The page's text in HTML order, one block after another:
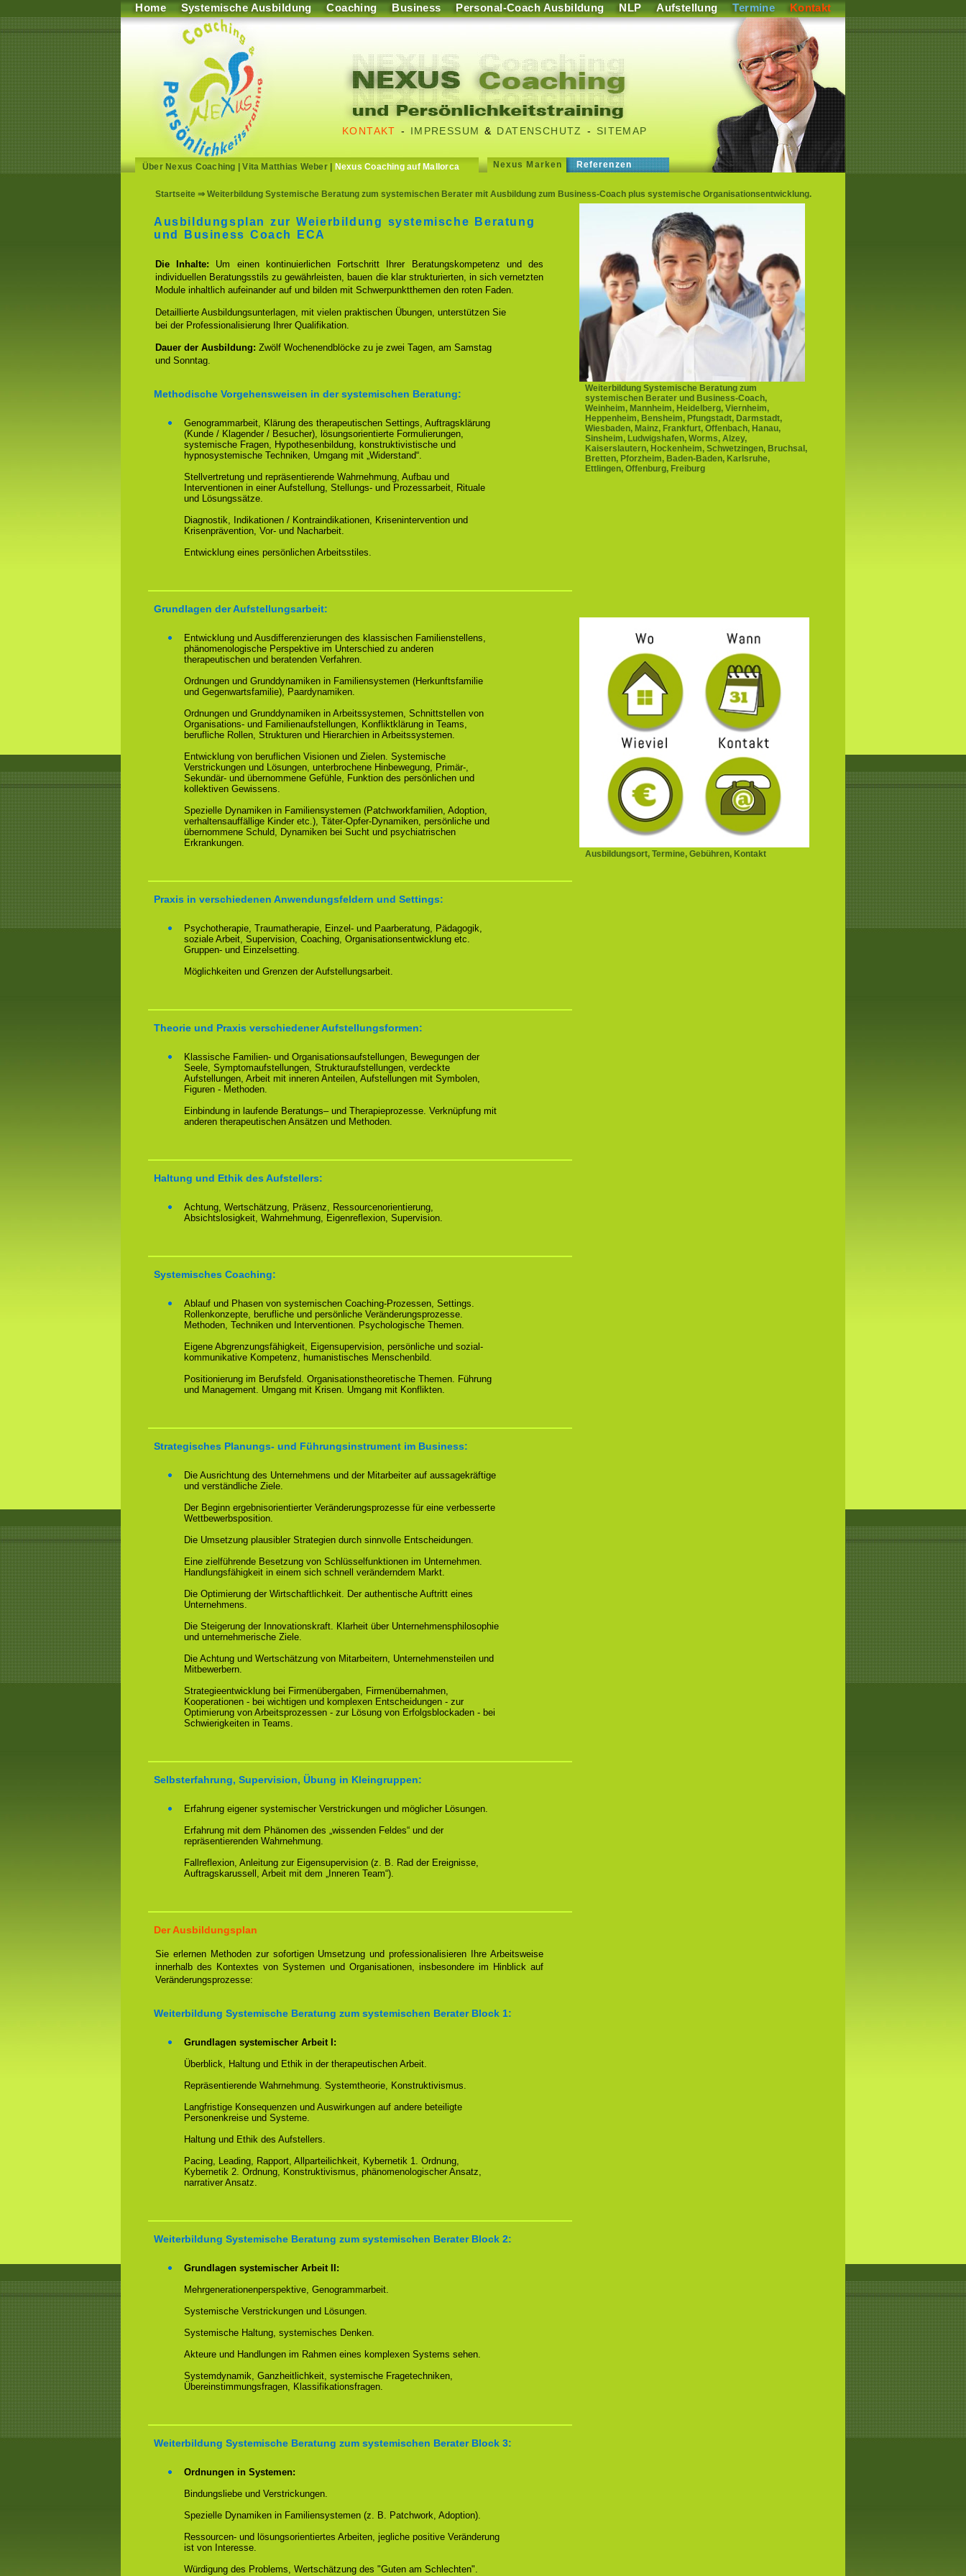
Home Systemische Ausbildung Coaching Business Personal-Coach Ausbildung NLP Aufstellung Termine Kontakt
KONTAKT - IMPRESSUM & DATENSCHUTZ - SITEMAP
Über Nexus Coaching |Vita Matthias Weber| Nexus Coaching auf Mallorca Nexus Marken Referenzen
Startseite ⇒ Weiterbildung Systemische Beratung zum systemischen Berater mit Ausbildung zum Business-Coach plus systemische Organisationsentwicklung.
Weiterbildung Systemische Beratung zum
systemischen Berater und Business-Coach,
Weinheim, Mannheim, Heidelberg, Viernheim,
Heppenheim, Bensheim, Pfungstadt, Darmstadt,
Wiesbaden, Mainz, Frankfurt, Offenbach, Hanau,
Sinsheim, Ludwigshafen, Worms, Alzey,
Kaiserslautern, Hockenheim, Schwetzingen, Bruchsal,
Bretten, Pforzheim, Baden-Baden, Karlsruhe,
Ettlingen, Offenburg, Freiburg
Ausbildungsplan zur Weierbildung systemische Beratung
und Business Coach ECA
Die Inhalte: Um einen kontinuierlichen Fortschritt Ihrer Beratungskompetenz und des
individuellen Beratungsstils zu gewährleisten, bauen die klar strukturierten, in sich vernetzten
Module inhaltlich aufeinander auf und bilden mit Schwerpunktthemen den roten Faden.
Detaillierte Ausbildungsunterlagen, mit vielen praktischen Übungen, unterstützen Sie
bei der Professionalisierung Ihrer Qualifikation.
Dauer der Ausbildung: Zwölf Wochenendblöcke zu je zwei Tagen, am Samstag
und Sonntag.
Methodische Vorgehensweisen in der systemischen Beratung:
Genogrammarbeit, Klärung des therapeutischen Settings, Auftragsklärung
(Kunde / Klagender / Besucher), lösungsorientierte Formulierungen,
systemische Fragen, Hypothesenbildung, konstruktivistische und
hypnosystemische Techniken, Umgang mit „Widerstand“.
Stellvertretung und repräsentierende Wahrnehmung, Aufbau und
Interventionen in einer Aufstellung, Stellungs- und Prozessarbeit, Rituale
und Lösungssätze.
Diagnostik, Indikationen / Kontraindikationen, Krisenintervention und
Krisenprävention, Vor- und Nacharbeit.
Entwicklung eines persönlichen Arbeitsstiles.
Grundlagen der Aufstellungsarbeit:
Ausbildungsort, Termine, Gebühren, Kontakt
Entwicklung und Ausdifferenzierungen des klassischen Familienstellens,
phänomenologische Perspektive im Unterschied zu anderen
therapeutischen und beratenden Verfahren.
Ordnungen und Grunddynamiken in Familiensystemen (Herkunftsfamilie
und Gegenwartsfamilie), Paardynamiken.
Ordnungen und Grunddynamiken in Arbeitssystemen, Schnittstellen von
Organisations- und Familienaufstellungen, Konfliktklärung in Teams,
berufliche Rollen, Strukturen und Hierarchien in Arbeitssystemen.
Entwicklung von beruflichen Visionen und Zielen. Systemische
Verstrickungen und Lösungen, unterbrochene Hinbewegung, Primär-,
Sekundär- und übernommene Gefühle, Funktion des persönlichen und
kollektiven Gewissens.
Spezielle Dynamiken in Familiensystemen (Patchworkfamilien, Adoption,
verhaltensauffällige Kinder etc.), Täter-Opfer-Dynamiken, persönliche und
übernommene Schuld, Dynamiken bei Sucht und psychiatrischen
Erkrankungen.
Praxis in verschiedenen Anwendungsfeldern und Settings:
Psychotherapie, Traumatherapie, Einzel- und Paarberatung, Pädagogik,
soziale Arbeit, Supervision, Coaching, Organisationsentwicklung etc.
Gruppen- und Einzelsetting.
Möglichkeiten und Grenzen der Aufstellungsarbeit.
Theorie und Praxis verschiedener Aufstellungsformen:
Klassische Familien- und Organisationsaufstellungen, Bewegungen der
Seele, Symptomaufstellungen, Strukturaufstellungen, verdeckte
Aufstellungen, Arbeit mit inneren Anteilen, Aufstellungen mit Symbolen,
Figuren - Methoden.
Einbindung in laufende Beratungs– und Therapieprozesse. Verknüpfung mit
anderen therapeutischen Ansätzen und Methoden.
Haltung und Ethik des Aufstellers:
Achtung, Wertschätzung, Präsenz, Ressourcenorientierung,
Absichtslosigkeit, Wahrnehmung, Eigenreflexion, Supervision.
Systemisches Coaching:
Ablauf und Phasen von systemischen Coaching-Prozessen, Settings.
Rollenkonzepte, berufliche und persönliche Veränderungsprozesse.
Methoden, Techniken und Interventionen. Psychologische Themen.
Eigene Abgrenzungsfähigkeit, Eigensupervision, persönliche und sozial-
kommunikative Kompetenz, humanistisches Menschenbild.
Positionierung im Berufsfeld. Organisationstheoretische Themen. Führung
und Management. Umgang mit Krisen. Umgang mit Konflikten.
Strategisches Planungs- und Führungsinstrument im Business:
Die Ausrichtung des Unternehmens und der Mitarbeiter auf aussagekräftige
und verständliche Ziele.
Der Beginn ergebnisorientierter Veränderungsprozesse für eine verbesserte
Wettbewerbsposition.
Die Umsetzung plausibler Strategien durch sinnvolle Entscheidungen.
Eine zielführende Besetzung von Schlüsselfunktionen im Unternehmen.
Handlungsfähigkeit in einem sich schnell veränderndem Markt.
Die Optimierung der Wirtschaftlichkeit. Der authentische Auftritt eines
Unternehmens.
Die Steigerung der Innovationskraft. Klarheit über Unternehmensphilosophie
und unternehmerische Ziele.
Die Achtung und Wertschätzung von Mitarbeitern, Unternehmensteilen und
Mitbewerbern.
Strategieentwicklung bei Firmenübergaben, Firmenübernahmen,
Kooperationen - bei wichtigen und komplexen Entscheidungen - zur
Optimierung von Arbeitsprozessen - zur Lösung von Erfolgsblockaden - bei
Schwierigkeiten in Teams.
Selbsterfahrung, Supervision, Übung in Kleingruppen:
Erfahrung eigener systemischer Verstrickungen und möglicher Lösungen.
Erfahrung mit dem Phänomen des „wissenden Feldes“ und der
repräsentierenden Wahrnehmung.
Fallreflexion, Anleitung zur Eigensupervision (z. B. Rad der Ereignisse,
Auftragskarussell, Arbeit mit dem „Inneren Team“).
Der Ausbildungsplan
Sie erlernen Methoden zur sofortigen Umsetzung und professionalisieren Ihre Arbeitsweise
innerhalb des Kontextes von Systemen und Organisationen, insbesondere im Hinblick auf
Veränderungsprozesse:
Weiterbildung Systemische Beratung zum systemischen Berater Block 1:
Grundlagen systemischer Arbeit I:
Überblick, Haltung und Ethik in der therapeutischen Arbeit.
Repräsentierende Wahrnehmung. Systemtheorie, Konstruktivismus.
Langfristige Konsequenzen und Auswirkungen auf andere beteiligte
Personenkreise und Systeme.
Haltung und Ethik des Aufstellers.
Pacing, Leading, Rapport, Allparteilichkeit, Kybernetik 1. Ordnung,
Kybernetik 2. Ordnung, Konstruktivismus, phänomenologischer Ansatz,
narrativer Ansatz.
Weiterbildung Systemische Beratung zum systemischen Berater Block 2:
Grundlagen systemischer Arbeit II:
Mehrgenerationenperspektive, Genogrammarbeit.
Systemische Verstrickungen und Lösungen.
Systemische Haltung, systemisches Denken.
Akteure und Handlungen im Rahmen eines komplexen Systems sehen.
Systemdynamik, Ganzheitlichkeit, systemische Fragetechniken,
Übereinstimmungsfragen, Klassifikationsfragen.
Weiterbildung Systemische Beratung zum systemischen Berater Block 3:
Ordnungen in Systemen:
Bindungsliebe und Verstrickungen.
Spezielle Dynamiken in Familiensystemen (z. B. Patchwork, Adoption).
Ressourcen- und lösungsorientiertes Arbeiten, jegliche positive Veränderung
ist von Interesse.
Würdigung des Problems, Wertschätzung des "Guten am Schlechten".